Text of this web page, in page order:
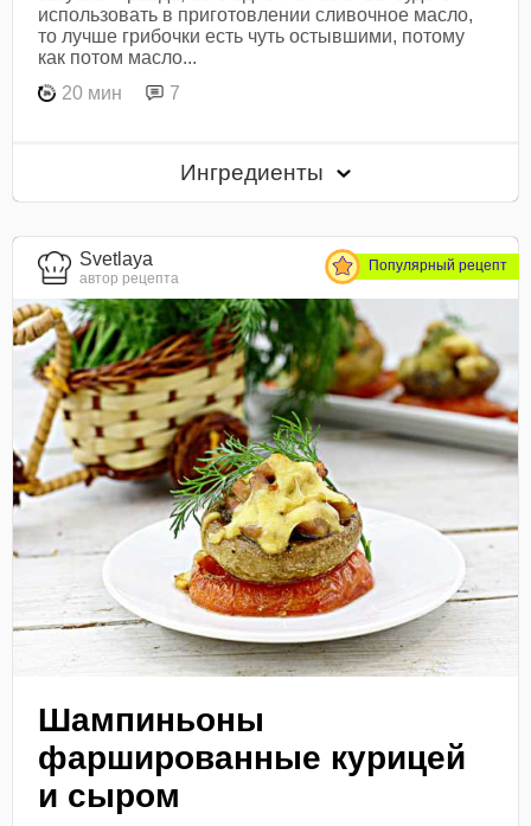
использовать в приготовлении сливочное масло,
то лучше грибочки есть чуть остывшими, потому
как потом масло...
20 мин
7
Ингредиенты
Svetlaya
автор рецепта
Популярный рецепт
Шампиньоны
фаршированные курицей
и сыром